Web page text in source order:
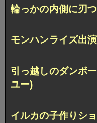
輪っかの内側に刃
モンハンライズ出
引っ越しのダンボ
ユー)
イルカの子作りシ